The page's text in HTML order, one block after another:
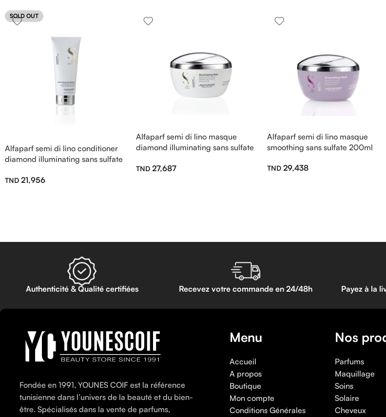
SOLD OUT
Alfaparf semi di lino conditioner
diamond illuminating sans sulfate
21,956
Alfaparf semi di lino masque
diamond illuminating sans sulfate
27,687
Alfaparf semi di lino masque
smoothing sans sulfate 200ml
29,438
Authenticité & Qualité certifiées Recevez votre commande en 24/48h Payez à la
Fondée en 1991, YOUNES COIF est la référence
tunisienne dans l’univers de la beauté et du bien-
être. Spécialisés dans la vente de parfums,
Menu
Accueil
A propos
Boutique
Mon compte
Conditions Générales
Nos
Parfums
Maquillage
Soins
Solaire
Cheveux